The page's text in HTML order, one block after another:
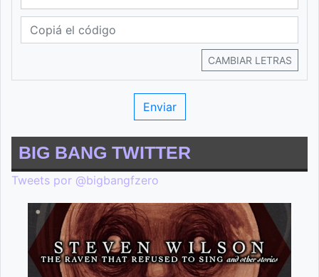
CAMBIAR LETRAS
BIG BANG TWITTER
Tweets por @bigbangfzero